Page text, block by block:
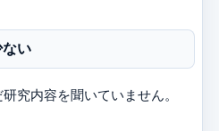
い
究内容を聞いていません。